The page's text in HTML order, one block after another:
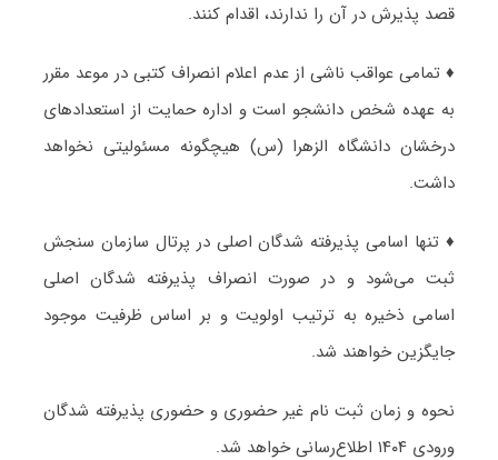
قصد پذیرش در آن را ندارند، اقدام کنند.
♦ تمامی عواقب ناشی از عدم اعلام انصراف کتبی در موعد مقرر
به عهده شخص دانشجو است و اداره حمایت از استعدادهای
درخشان دانشگاه الزهرا (س) هیچگونه مسئولیتی نخواهد
داشت.
♦ تنها اسامی پذیرفته شدگان اصلی در پرتال سازمان سنجش
ثبت می‌شود و در صورت انصراف پذیرفته شدگان اصلی
اسامی ذخیره به ترتیب اولویت و بر اساس ظرفیت موجود
جایگزین خواهند شد.
نحوه و زمان ثبت نام غیر حضوری و حضوری پذیرفته شدگان
ورودی ۱۴۰۴ اطلاع‌رسانی خواهد شد.